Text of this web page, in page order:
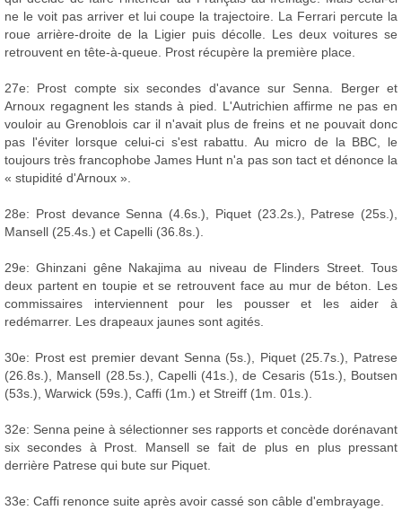
ne le voit pas arriver et lui coupe la trajectoire. La Ferrari percute la
roue arrière-droite de la Ligier puis décolle. Les deux voitures se
retrouvent en tête-à-queue. Prost récupère la première place.
27e: Prost compte six secondes d'avance sur Senna. Berger et
Arnoux regagnent les stands à pied. L'Autrichien affirme ne pas en
vouloir au Grenoblois car il n'avait plus de freins et ne pouvait donc
pas l'éviter lorsque celui-ci s'est rabattu. Au micro de la BBC, le
toujours très francophobe James Hunt n'a pas son tact et dénonce la
« stupidité d'Arnoux ».
28e: Prost devance Senna (4.6s.), Piquet (23.2s.), Patrese (25s.),
Mansell (25.4s.) et Capelli (36.8s.).
29e: Ghinzani gêne Nakajima au niveau de Flinders Street. Tous
deux partent en toupie et se retrouvent face au mur de béton. Les
commissaires interviennent pour les pousser et les aider à
redémarrer. Les drapeaux jaunes sont agités.
30e: Prost est premier devant Senna (5s.), Piquet (25.7s.), Patrese
(26.8s.), Mansell (28.5s.), Capelli (41s.), de Cesaris (51s.), Boutsen
(53s.), Warwick (59s.), Caffi (1m.) et Streiff (1m. 01s.).
32e: Senna peine à sélectionner ses rapports et concède dorénavant
six secondes à Prost. Mansell se fait de plus en plus pressant
derrière Patrese qui bute sur Piquet.
33e: Caffi renonce suite après avoir cassé son câble d'embrayage.